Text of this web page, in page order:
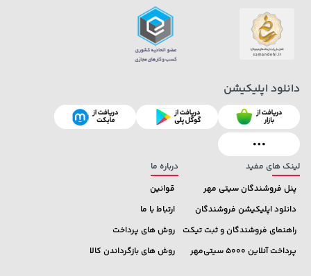
لینک های مفید
پنل فروشندگان سیتی مهر
دانلود اپلیکیشن فروشندگان
راهنمای فروشندگان و ثبت تیکت
پرداخت آنلاین 5000 سیتی‌مهر
درباره ما
قوانین
ارتباط با ما
روش های پرداخت
روش های بازگرداندن کالا
دانلود اپلیکیشن